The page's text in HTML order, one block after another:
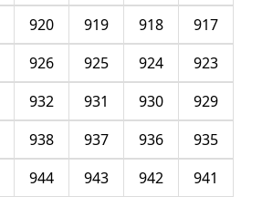
917
918
919
920
923
924
925
926
929
930
931
932
935
936
937
938
941
942
943
944